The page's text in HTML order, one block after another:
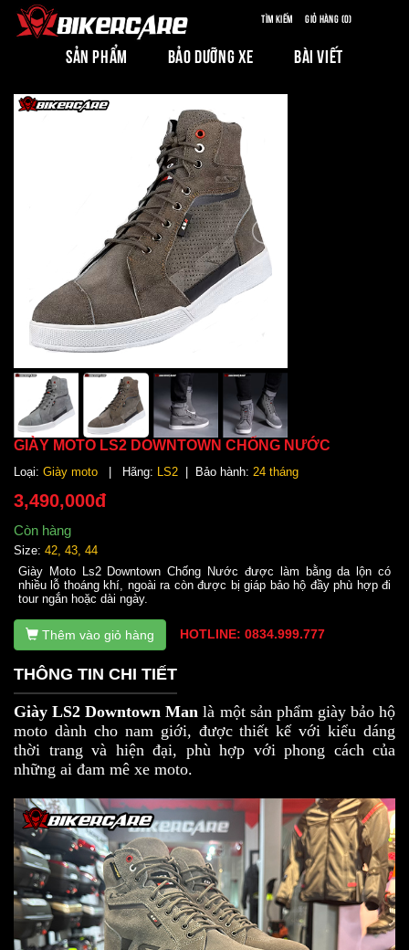
Tìm kiếm Giỏ hàng (0)
SẢN PHẨM BẢO DƯỠNG XE BÀI VIẾT
GIÀY MOTO LS2 DOWNTOWN CHỐNG NƯỚC
Loại: Giày moto | Hãng: LS2 | Bảo hành: 24 tháng
3,490,000đ
Còn hàng
Size: 42, 43, 44
Giày Moto Ls2 Downtown Chống Nước được làm bằng da lộn có
nhiều lỗ thoáng khí, ngoài ra còn được bị giáp bảo hộ đầy phù hợp đi
tour ngắn hoặc dài ngày.
Thêm vào giỏ hàng HOTLINE: 0834.999.777
THÔNG TIN CHI TIẾT
Giày LS2 Downtown Man là một sản phẩm giày bảo hộ
moto dành cho nam giới, được thiết kế với kiểu dáng
thời trang và hiện đại, phù hợp với phong cách của
những ai đam mê xe moto.